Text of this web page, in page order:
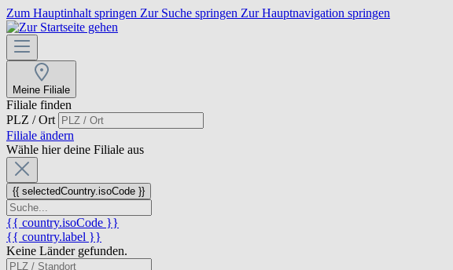
Zum Hauptinhalt springen Zur Suche springen Zur Hauptnavigation springen
Meine Filiale
Filiale finden
PLZ / Ort
Filiale ändern
Wähle hier deine Filiale aus
{{ selectedCountry.isoCode }}
{{ country.isoCode }}
{{ country.label }}
Keine Länder gefunden.